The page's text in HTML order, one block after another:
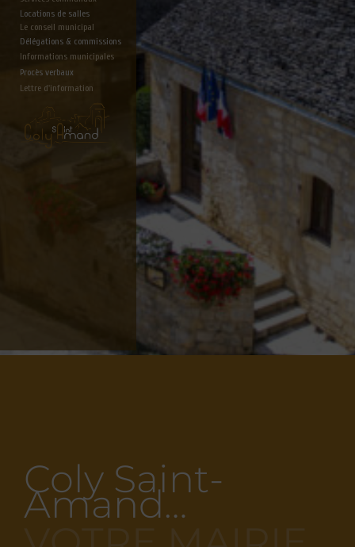
Locations de salles
Le conseil municipal
Délégations & commissions
Informations municipales
Lettre d'information
Procès verbaux
Coly Saint-
Amand…